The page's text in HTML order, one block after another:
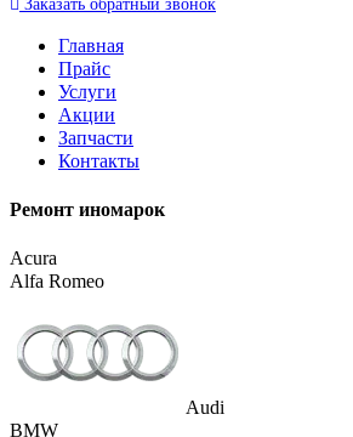
Заказать обратный звонок
Главная
Прайс
Услуги
Акции
Запчасти
Контакты
Ремонт иномарок
Acura
Alfa Romeo
Audi
BMW